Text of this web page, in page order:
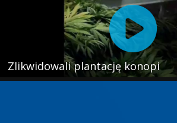
Zlikwidowali plantację konopi